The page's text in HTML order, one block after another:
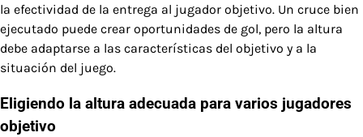
la efectividad de la entrega al jugador objetivo. Un cruce bien
ejecutado puede crear oportunidades de gol, pero la altura
debe adaptarse a las características del objetivo y a la
situación del juego.
Eligiendo la altura adecuada para varios jugadores
objetivo